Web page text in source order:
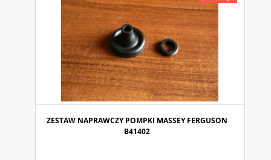
ZESTAW NAPRAWCZY POMPKI MASSEY FERGUSON
B41402